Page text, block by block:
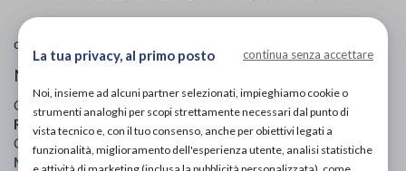
di
Maniglie e impugnature di sicurezza
Codice OTGP: MOROPMA794
| Riferimento produttore:
RS972-45
| Codice Nomenclatore tariffario: 09.33.99
Categoria: Ausili per disabili e anziani Ausili per il bagno
Maniglie e maniglioni per il bagno
La tua privacy, al primo posto continua senza accettare
Noi, insieme ad alcuni partner selezionati, impieghiamo cookie o
strumenti analoghi per scopi strettamente necessari dal punto di
vista tecnico e, con il tuo consenso, anche per obiettivi legati a
funzionalità, miglioramento dell'esperienza utente, analisi statistiche
e attività di marketing (inclusa la pubblicità personalizzata), come